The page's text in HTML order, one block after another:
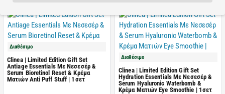
Διαθέσιμο
Clinea | Limited Edition Gift Set
Antiage Essentials Με Νεσεσέρ &
Serum Bioretinol Reset & Κρέμα
Ματιών Anti Puff Stuff | 1σετ
Διαθέσιμο
Clinea | Limited Edition Gift Set
Hydration Essentials Με Νεσεσέρ &
Serum Hyaluronic Waterbomb &
Κρέμα Ματιών Eye Smoothie | 1σετ